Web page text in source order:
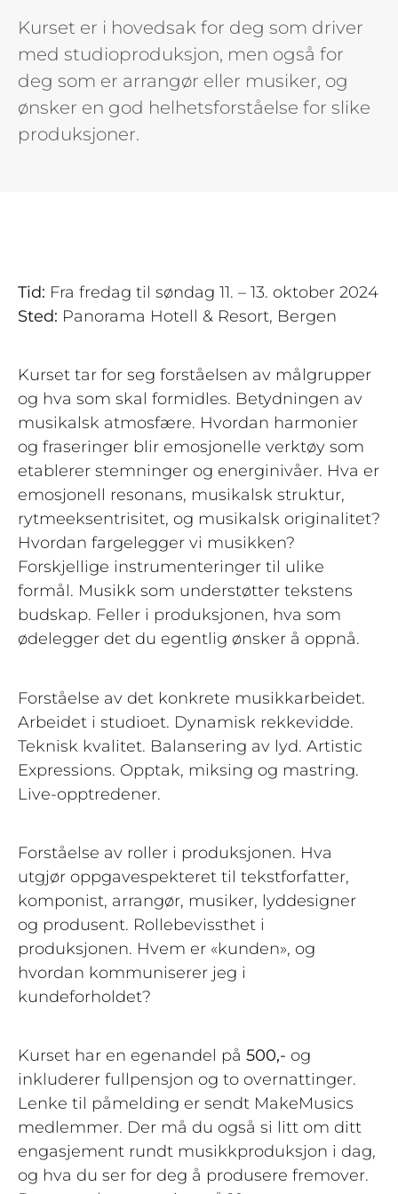
Kurset er i hovedsak for deg som driver
med studioproduksjon, men også for
deg som er arrangør eller musiker, og
ønsker en god helhetsforståelse for slike
produksjoner.
Tid: Fra fredag til søndag 11. – 13. oktober 2024
Sted: Panorama Hotell & Resort, Bergen
Kurset tar for seg forståelsen av målgrupper
og hva som skal formidles. Betydningen av
musikalsk atmosfære. Hvordan harmonier
og fraseringer blir emosjonelle verktøy som
etablerer stemninger og energinivåer. Hva er
emosjonell resonans, musikalsk struktur,
rytmeeksentrisitet, og musikalsk originalitet?
Hvordan fargelegger vi musikken?
Forskjellige instrumenteringer til ulike
formål. Musikk som understøtter tekstens
budskap. Feller i produksjonen, hva som
ødelegger det du egentlig ønsker å oppnå.
Forståelse av det konkrete musikkarbeidet.
Arbeidet i studioet. Dynamisk rekkevidde.
Teknisk kvalitet. Balansering av lyd. Artistic
Expressions. Opptak, miksing og mastring.
Live-opptredener.
Forståelse av roller i produksjonen. Hva
utgjør oppgavespekteret til tekstforfatter,
komponist, arrangør, musiker, lyddesigner
og produsent. Rollebevissthet i
produksjonen. Hvem er «kunden», og
hvordan kommuniserer jeg i
kundeforholdet?
Kurset har en egenandel på 500,- og
inkluderer fullpensjon og to overnattinger.
Lenke til påmelding er sendt MakeMusics
medlemmer. Der må du også si litt om ditt
engasjement rundt musikkproduksjon i dag,
og hva du ser for deg å produsere fremover.